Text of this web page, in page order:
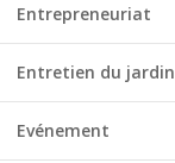
Entrepreneuriat
Entretien du jardin
Evénement